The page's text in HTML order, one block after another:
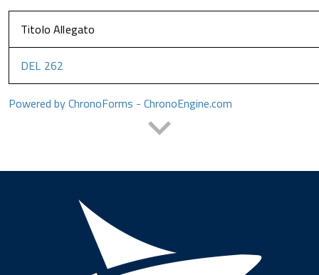
Titolo Allegato
DEL 262
Powered by ChronoForms - ChronoEngine.com